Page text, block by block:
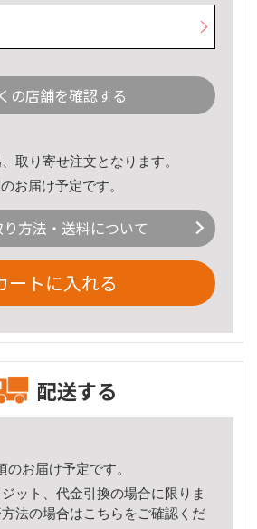
の店舗を確認する
取り寄せ注文となります。
お届け予定です。
方法・送料について
ートに入れる
配送する
のお届け予定です。
ット、代金引換の場合に限りま
法の場合はこちら をご確認くだ